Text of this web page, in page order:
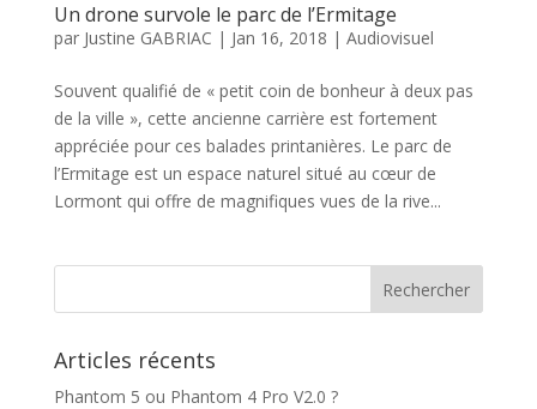
Un drone survole le parc de l’Ermitage
par Justine GABRIAC | Jan 16, 2018 | Audiovisuel
Souvent qualifié de « petit coin de bonheur à deux pas
de la ville », cette ancienne carrière est fortement
appréciée pour ces balades printanières. Le parc de
l’Ermitage est un espace naturel situé au cœur de
Lormont qui offre de magnifiques vues de la rive...
Articles récents
Phantom 5 ou Phantom 4 Pro V2.0 ?